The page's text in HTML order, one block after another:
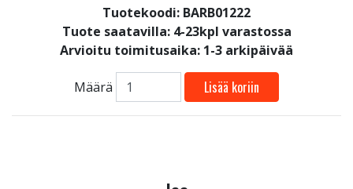
Tuotekoodi: BARB01222
Tuote saatavilla: 4-23kpl varastossa
Arvioitu toimitusaika: 1-3 arkipäivää
Määrä Lisää koriin